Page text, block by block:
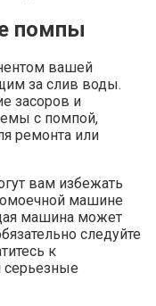
помпы
вашей
за слив воды.
засоров и
с помпой,
ремонта или
вам избежать
машине
машина может
следуйте
к
серьезные